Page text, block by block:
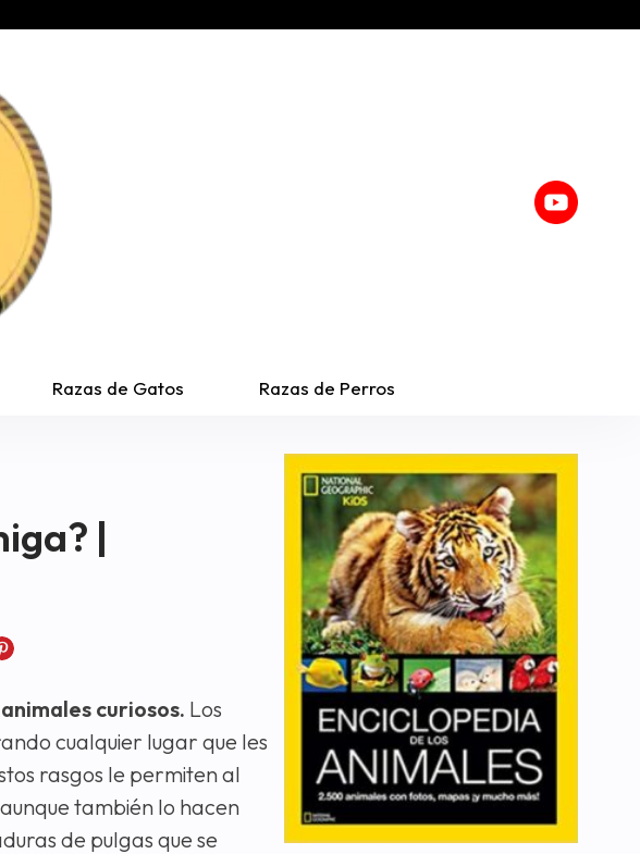
Razas de Gatos Razas de Perros
|
curiosos. Los
cualquier lugar que les
rasgos le permiten al
también lo hacen
de pulgas que se